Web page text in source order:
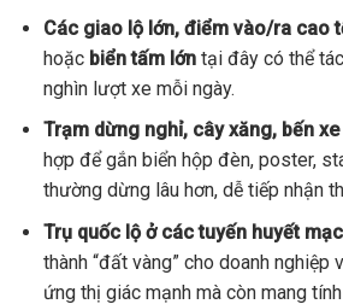
Các giao lộ lớn, điểm vào/ra cao
hoặc biển tấm lớntại đây có thể
nghìn lượt xe mỗi ngày.
Trạm dừng nghỉ, cây xăng, bến
hợp để gắn biển hộp đèn, poster,
thường dừng lâu hơn, dễ tiếp nhận
Trụ quốc lộở các tuyến huyết
thành “đất vàng” cho doanh nghiệp
ứng thị giác mạnh mà còn mang